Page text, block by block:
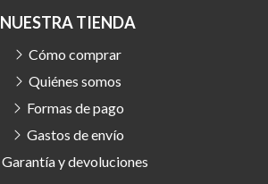
NUESTRA TIENDA
Cómo comprar
Quiénes somos
Formas de pago
Gastos de envío
Garantía y devoluciones